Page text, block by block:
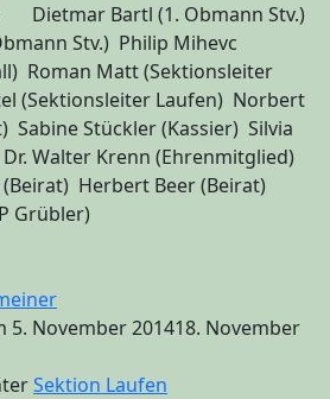
Dietmar Bartl (1. Obmann Stv.)
Stv.) Philip Mihevc
Roman Matt (Sektionsleiter
(Sektionsleiter Laufen) Norbert
Sabine Stückler (Kassier) Silvia
Walter Krenn (Ehrenmitglied)
Herbert Beer (Beirat)
Grübler)
5. November 201418. November
Sektion Laufen